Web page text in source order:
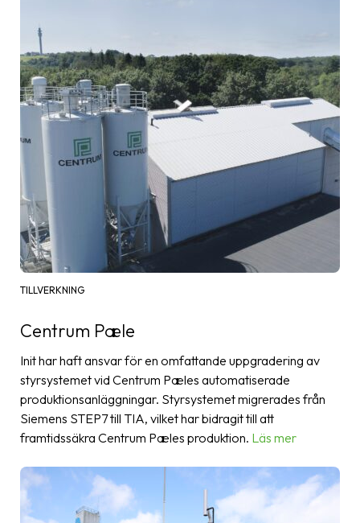
TILLVERKNING
Centrum Pæle
Init har haft ansvar för en omfattande uppgradering av
styrsystemet vid Centrum Pæles automatiserade
produktionsanläggningar. Styrsystemet migrerades från
Siemens STEP7 till TIA, vilket har bidragit till att
framtidssäkra Centrum Pæles produktion. Läs mer